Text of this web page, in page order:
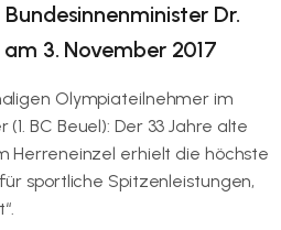
Dr.
3. November 2017
Olympiateilnehmer im
BC Beuel): Der 33 Jahre alte
Herreneinzel erhielt die höchste
sportliche Spitzenleistungen,